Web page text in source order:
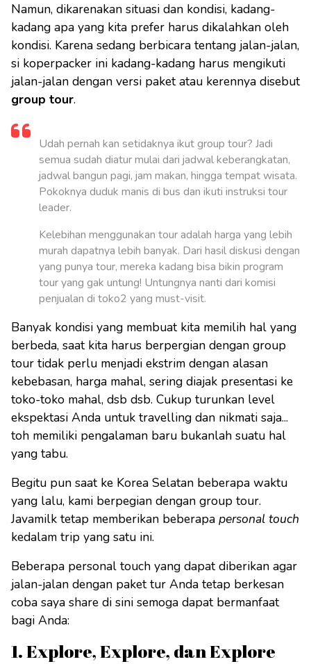
Namun, dikarenakan situasi dan kondisi, kadang-
kadang apa yang kita prefer harus dikalahkan oleh
kondisi. Karena sedang berbicara tentang jalan-jalan,
si koperpacker ini kadang-kadang harus mengikuti
jalan-jalan dengan versi paket atau kerennya disebut
group tour.
Udah pernah kan setidaknya ikut group tour? Jadi
semua sudah diatur mulai dari jadwal keberangkatan,
jadwal bangun pagi, jam makan, hingga tempat wisata.
Pokoknya duduk manis di bus dan ikuti instruksi tour
leader.
Kelebihan menggunakan tour adalah harga yang lebih
murah dapatnya lebih banyak. Dari hasil diskusi dengan
yang punya tour, mereka kadang bisa bikin program
tour yang gak untung! Untungnya nanti dari komisi
penjualan di toko2 yang must-visit.
Banyak kondisi yang membuat kita memilih hal yang
berbeda, saat kita harus berpergian dengan group
tour tidak perlu menjadi ekstrim dengan alasan
kebebasan, harga mahal, sering diajak presentasi ke
toko-toko mahal, dsb dsb. Cukup turunkan level
ekspektasi Anda untuk travelling dan nikmati saja...
toh memiliki pengalaman baru bukanlah suatu hal
yang tabu.
Begitu pun saat ke Korea Selatan beberapa waktu
yang lalu, kami berpegian dengan group tour.
Javamilk tetap memberikan beberapa personal touch
kedalam trip yang satu ini.
Beberapa personal touch yang dapat diberikan agar
jalan-jalan dengan paket tur Anda tetap berkesan
coba saya share di sini semoga dapat bermanfaat
bagi Anda:
1. Explore, Explore, dan Explore